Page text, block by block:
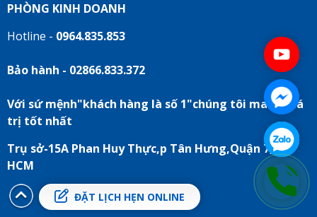
PHÒNG KINH DOANH
Hotline - 0964.835.853
Bảo hành - 02866.833.372
Với sứ mệnh"khách hàng là số 1"chúng tôi mang giá
trị tốt nhất
Trụ sở-15A Phan Huy Thực,p Tân Hưng,Quận 7, Tp
HCM
ĐẶT LỊCH HẸN ONLINE